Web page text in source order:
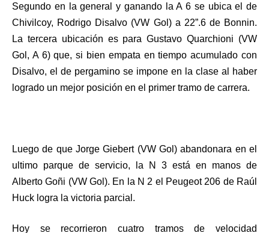
Segundo en la general y ganando la A 6 se ubica el de
Chivilcoy, Rodrigo Disalvo (VW Gol) a 22”.6 de Bonnin.
La tercera ubicación es para Gustavo Quarchioni (VW
Gol, A 6) que, si bien empata en tiempo acumulado con
Disalvo, el de pergamino se impone en la clase al haber
logrado un mejor posición en el primer tramo de carrera.
Luego de que Jorge Giebert (VW Gol) abandonara en el
ultimo parque de servicio, la N 3 está en manos de
Alberto Goñi (VW Gol). En la N 2 el Peugeot 206 de Raúl
Huck logra la victoria parcial.
Hoy se recorrieron cuatro tramos de velocidad